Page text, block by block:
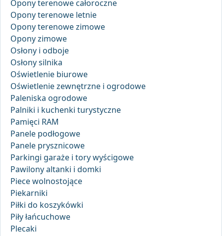
Opony terenowe całoroczne
Opony terenowe letnie
Opony terenowe zimowe
Opony zimowe
Osłony i odboje
Osłony silnika
Oświetlenie biurowe
Oświetlenie zewnętrzne i ogrodowe
Paleniska ogrodowe
Palniki i kuchenki turystyczne
Pamięci RAM
Panele podłogowe
Panele prysznicowe
Parkingi garaże i tory wyścigowe
Pawilony altanki i domki
Piece wolnostojące
Piekarniki
Piłki do koszykówki
Piły łańcuchowe
Plecaki